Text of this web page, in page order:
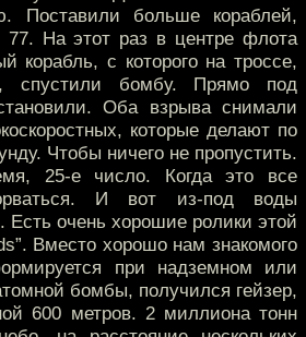
Поставили больше кораблей,
На этот раз в центре флота
корабль, с которого на троссе,
спустили бомбу. Прямо под
Оба взрыва снимали
которые делают по
Чтобы ничего не пропустить.
25-е число. Когда это все
И вот из-под воды
Есть очень хорошие ролики этой
Вместо хорошо нам знакомого
при надземном или
бомбы, получился гейзер,
600 метров. 2 миллиона тонн